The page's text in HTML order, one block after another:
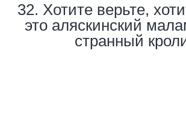
32. Хотите верьте,
это аляскинский
странный